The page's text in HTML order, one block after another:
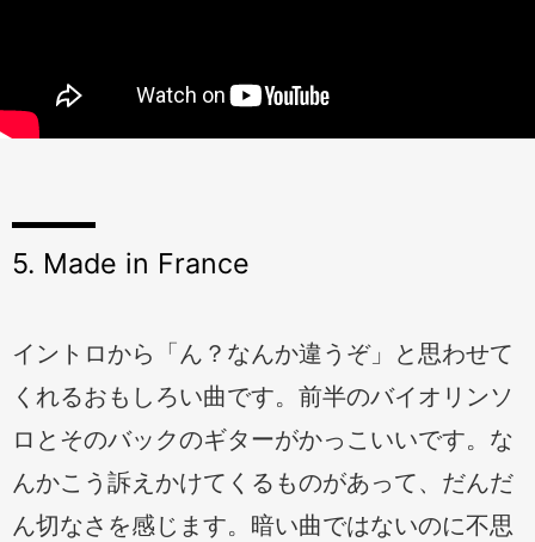
5. Made in France
イントロから「ん？なんか違うぞ」と思わせて
くれるおもしろい曲です。前半のバイオリンソ
ロとそのバックのギターがかっこいいです。な
んかこう訴えかけてくるものがあって、だんだ
ん切なさを感じます。暗い曲ではないのに不思